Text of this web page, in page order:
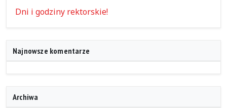
Dni i godziny rektorskie!
Najnowsze komentarze
Archiwa